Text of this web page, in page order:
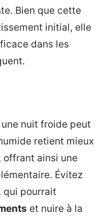
Bien que cette
initial, elle
dans les
nuit froide peut
retient mieux
offrant ainsi une
Évitez
qui pourrait
et nuire à la